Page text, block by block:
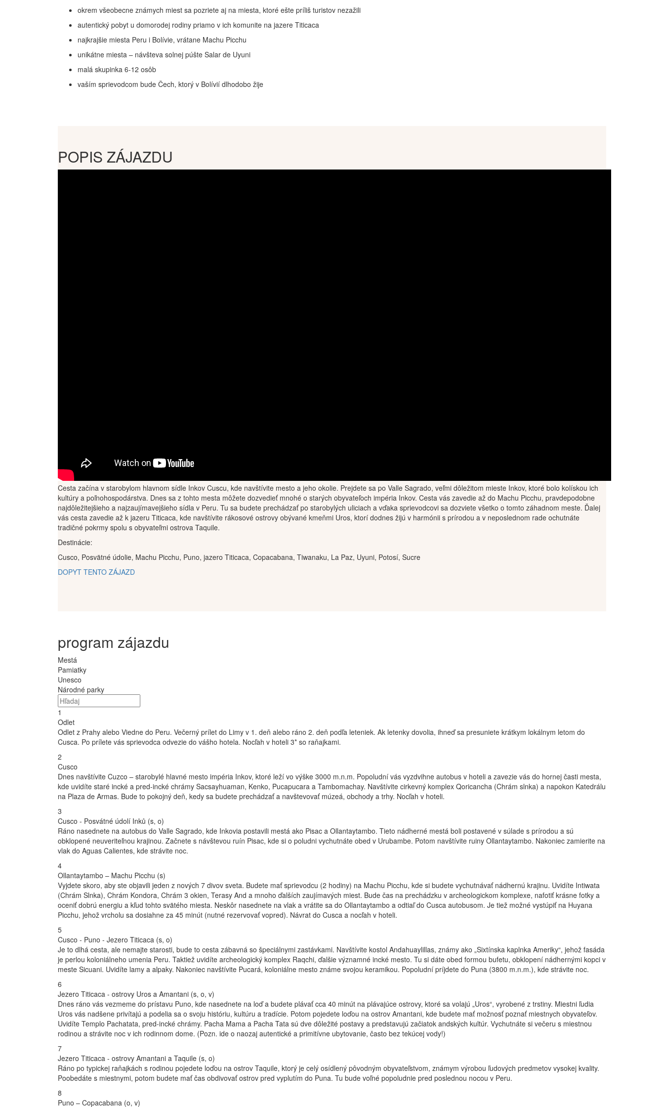
okrem všeobecne známych miest sa pozriete aj na miesta, ktoré ešte príliš turistov nezažili
autentický pobyt u domorodej rodiny priamo v ich komunite na jazere Titicaca
najkrajšie miesta Peru i Bolívie, vrátane Machu Picchu
unikátne miesta – návšteva solnej púšte Salar de Uyuni
malá skupinka 6-12 osôb
vaším sprievodcom bude Čech, ktorý v Bolívií dlhodobo žije
POPIS ZÁJAZDU
Cesta začína v starobylom hlavnom sídle Inkov Cuscu, kde navštívite mesto a jeho okolie. Prejdete sa po Valle Sagrado, veľmi dôležitom mieste Inkov, ktoré bolo kolískou ich
kultúry a poľnohospodárstva. Dnes sa z tohto mesta môžete dozvedieť mnohé o starých obyvateľoch impéria Inkov. Cesta vás zavedie až do Machu Picchu, pravdepodobne
najdôležitejšieho a najzaujímavejšieho sídla v Peru. Tu sa budete prechádzať po starobylých uliciach a vďaka sprievodcovi sa dozviete všetko o tomto záhadnom meste. Ďalej
vás cesta zavedie až k jazeru Titicaca, kde navštívite rákosové ostrovy obývané kmeňmi Uros, ktorí dodnes žijú v harmónii s prírodou a v neposlednom rade ochutnáte
tradičné pokrmy spolu s obyvateľmi ostrova Taquile.
Destinácie:
Cusco, Posvätné údolie, Machu Picchu, Puno, jazero Titicaca, Copacabana, Tiwanaku, La Paz, Uyuni, Potosí, Sucre
DOPYT TENTO ZÁJAZD
program zájazdu
Mestá
Pamiatky
Unesco
Národné parky
1
Odlet
Odlet z Prahy alebo Viedne do Peru. Večerný prílet do Limy v 1. deň alebo ráno 2. deň podľa leteniek. Ak letenky dovolia, ihneď sa presuniete krátkym lokálnym letom do
Cusca. Po prílete vás sprievodca odvezie do vášho hotela. Nocľah v hoteli 3* so raňajkami.
2
Cusco
Dnes navštívite Cuzco – starobylé hlavné mesto impéria Inkov, ktoré leží vo výške 3000 m.n.m. Popoludní vás vyzdvihne autobus v hoteli a zavezie vás do hornej časti mesta,
kde uvidíte staré incké a pred-incké chrámy Sacsayhuaman, Kenko, Pucapucara a Tambomachay. Navštívite cirkevný komplex Qoricancha (Chrám slnka) a napokon Katedrálu
na Plaza de Armas. Bude to pokojný deň, kedy sa budete prechádzať a navštevovať múzeá, obchody a trhy. Nocľah v hoteli.
3
Cusco - Posvátné údolí Inků (s, o)
Ráno nasednete na autobus do Valle Sagrado, kde Inkovia postavili mestá ako Pisac a Ollantaytambo. Tieto nádherné mestá boli postavené v súlade s prírodou a sú
obklopené neuveriteľnou krajinou. Začnete s návštevou ruín Pisac, kde si o poludni vychutnáte obed v Urubambe. Potom navštívite ruiny Ollantaytambo. Nakoniec zamierite na
vlak do Aguas Calientes, kde strávite noc.
4
Ollantaytambo – Machu Picchu (s)
Vyjdete skoro, aby ste objavili jeden z nových 7 divov sveta. Budete mať sprievodcu (2 hodiny) na Machu Picchu, kde si budete vychutnávať nádhernú krajinu. Uvidíte Intiwata
(Chrám Slnka), Chrám Kondora, Chrám 3 okien, Terasy And a mnoho ďalších zaujímavých miest. Bude čas na prechádzku v archeologickom komplexe, nafotiť krásne fotky a
oceniť dobrú energiu a kľud tohto svätého miesta. Neskôr nasednete na vlak a vrátite sa do Ollantaytambo a odtiaľ do Cusca autobusom. Je tiež možné vystúpiť na Huyana
Picchu, jehož vrcholu sa dosiahne za 45 minút (nutné rezervovať vopred). Návrat do Cusca a nocľah v hoteli.
5
Cusco - Puno - Jezero Titicaca (s, o)
Je to dlhá cesta, ale nemajte starosti, bude to cesta zábavná so špeciálnymi zastávkami. Navštívite kostol Andahuaylillas, známy ako „Sixtínska kaplnka Ameriky“, jehož fasáda
je perlou koloniálneho umenia Peru. Taktiež uvidíte archeologický komplex Raqchi, ďalšie významné incké mesto. Tu si dáte obed formou bufetu, obklopení nádhernými kopci v
meste Sicuani. Uvidíte lamy a alpaky. Nakoniec navštívite Pucará, koloniálne mesto známe svojou keramikou. Popoludní príjdete do Puna (3800 m.n.m.), kde strávite noc.
6
Jezero Titicaca - ostrovy Uros a Amantani (s, o, v)
Dnes ráno vás vezmeme do prístavu Puno, kde nasednete na loď a budete plávať cca 40 minút na plávajúce ostrovy, ktoré sa volajú „Uros“, vyrobené z trstiny. Miestni ľudia
Uros vás nadšene privítajú a podelia sa o svoju históriu, kultúru a tradície. Potom pojedete loďou na ostrov Amantani, kde budete mať možnosť poznať miestnych obyvateľov.
Uvidíte Templo Pachatata, pred-incké chrámy. Pacha Mama a Pacha Tata sú dve dôležité postavy a predstavujú začiatok andských kultúr. Vychutnáte si večeru s miestnou
rodinou a strávite noc v ich rodinnom dome. (Pozn. ide o naozaj autentické a primitívne ubytovanie, často bez tekúcej vody!)
7
Jezero Titicaca - ostrovy Amantani a Taquile (s, o)
Ráno po typickej raňajkách s rodinou pojedete loďou na ostrov Taquile, ktorý je celý osídlený pôvodným obyvateľstvom, známym výrobou ľudových predmetov vysokej kvality.
Poobedáte s miestnymi, potom budete mať čas obdivovať ostrov pred vyplutím do Puna. Tu bude voľné popoludnie pred poslednou nocou v Peru.
8
Puno – Copacabana (o, v)